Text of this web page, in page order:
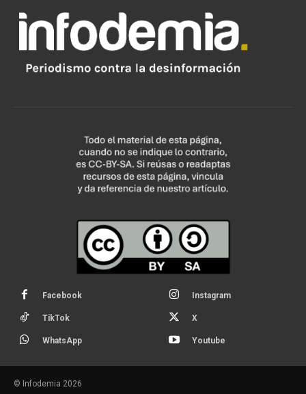
Facebook Instagram
TikTok X
WhatsApp Youtube
© Infodemia 2026